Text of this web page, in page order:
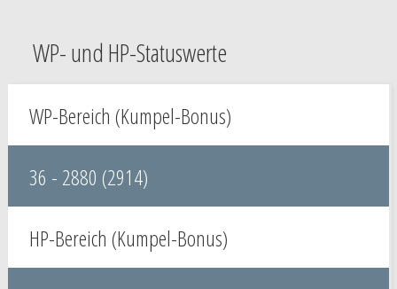
WP- und HP-Statuswerte
WP-Bereich (Kumpel-Bonus)
36 - 2880 (2914)
HP-Bereich (Kumpel-Bonus)